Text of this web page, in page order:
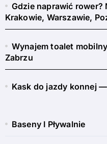
Gdzie naprawić rower?
Krakowie, Warszawie,
Wynajem toalet
Zabrzu
Kask do jazdy konnej
Baseny I Pływalnie